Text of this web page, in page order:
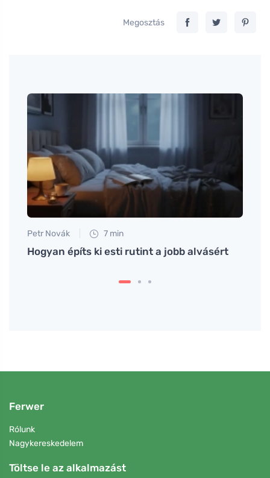
Megosztás
Petr Novák 7 min
Hogyan építs ki esti rutint a jobb alvásért
Ferwer
Rólunk
Nagykereskedelem
Töltse le az alkalmazást